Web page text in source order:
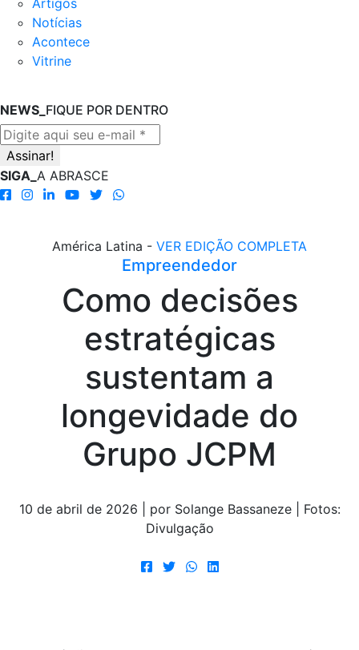
Artigos
Notícias
Acontece
Vitrine
NEWS_ FIQUE POR DENTRO
SIGA_ A ABRASCE
América Latina - VER EDIÇÃO COMPLETA
Empreendedor
Como decisões
estratégicas
sustentam a
longevidade do
Grupo JCPM
10 de abril de 2026 | por Solange Bassaneze | Fotos:
Divulgação